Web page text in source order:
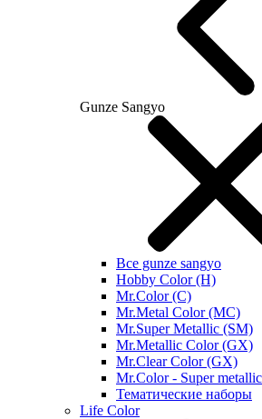
Gunze Sangyo
Все gunze sangyo
Hobby Color (H)
Mr.Color (C)
Mr.Metal Color (MC)
Mr.Super Metallic (SM)
Mr.Metallic Color (GX)
Mr.Clear Color (GX)
Mr.Color - Super metallic
Тематические наборы
Life Color